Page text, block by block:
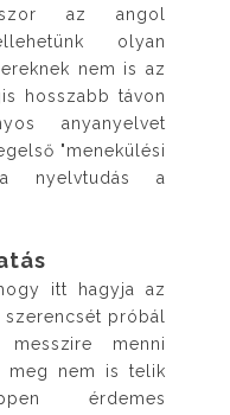
az angol
olyan
nem is az
hosszabb távon
anyanyelvet
"menekülési
nyelvtudás a
itt hagyja az
szerencsét próbál
menni
meg nem is telik
érdemes